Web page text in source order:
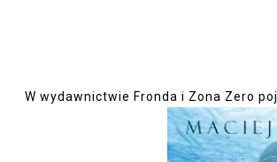
W wydawnictwie Fronda i Zona Zero